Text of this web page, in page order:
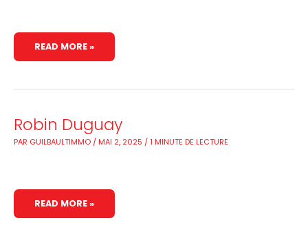
READ MORE »
Robin Duguay
PAR GUILBAULTIMMO / MAI 2, 2025 / 1 MINUTE DE LECTURE
ROBIN
DUGUAY
READ MORE »